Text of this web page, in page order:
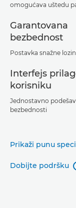
omogućava uštedu
Garantovana
bezbednost
Postavka snažne
Interfejs
korisniku
Jednostavno
bezbednosti
Prikaži punu
Dobijte podršku